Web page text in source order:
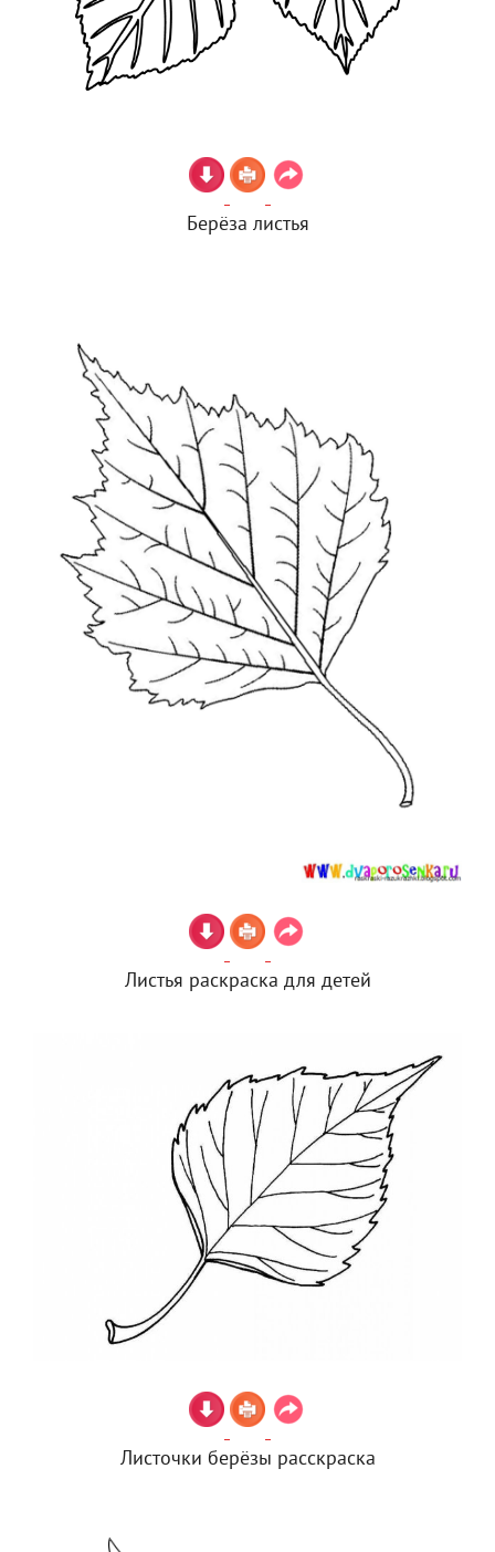
Берёза листья
Листья раскраска для детей
Листочки берёзы расскраска